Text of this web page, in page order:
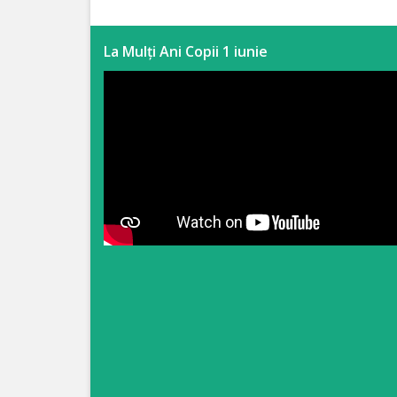
Anticorupție
regulamente
La Mulți Ani Copii 1 iunie